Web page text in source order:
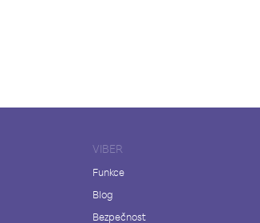
VIBER
Funkce
Blog
Bezpečnost